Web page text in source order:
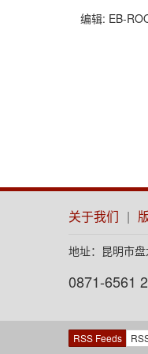
编辑: EB-
关于我们 |
地址：昆明市
0871-6561
RSS Feeds